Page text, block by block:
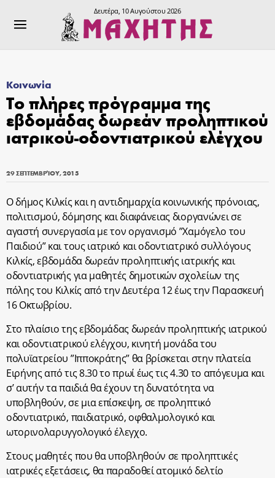
Δευτέρα, 10 Αυγούστου 2026
Κοινωνία
Το πλήρες πρόγραμμα της
εβδομάδας δωρεάν προληπτικού
ιατρικού-οδοντιατρικού ελέγχου
29 ΣΕΠΤΕΜΒΡΊΟΥ, 2015
Ο δήμος Κιλκίς και η αντιδημαρχία κοινωνικής πρόνοιας,
πολιτισμού, δόμησης και διαφάνειας διοργανώνει σε
αγαστή συνεργασία με τον οργανισμό ”Χαμόγελο του
Παιδιού” και τους ιατρικό και οδοντιατρικό συλλόγους
Κιλκίς, εβδομάδα δωρεάν προληπτικής ιατρικής και
οδοντιατρικής για μαθητές δημοτικών σχολείων της
πόλης του Κιλκίς από την Δευτέρα 12 έως την Παρασκευή
16 Οκτωβρίου.
Στο πλαίσιο της εβδομάδας δωρεάν προληπτικής ιατρικού
και οδοντιατρικού ελέγχου, κινητή μονάδα του
πολυϊατρείου ”Ιπποκράτης” θα βρίσκεται στην πλατεία
Ειρήνης από τις 8.30 το πρωί έως τις 4.30 το απόγευμα και
σ’ αυτήν τα παιδιά θα έχουν τη δυνατότητα να
υποβληθούν, σε μια επίσκεψη, σε προληπτικό
οδοντιατρικό, παιδιατρικό, οφθαλμολογικό και
ωτορινολαρυγγολογικό έλεγχο.
Στους μαθητές που θα υποβληθούν σε προληπτικές
ιατρικές εξετάσεις, θα παραδοθεί ατομικό δελτίο